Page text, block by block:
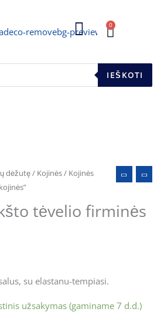
0
Cart
IEŠKOTI
dėžutę/ Kojinės/ Kojinės
tėvelio firminės
su elastanu-tempiasi.
užsakymas (gaminame 7 d.d.)